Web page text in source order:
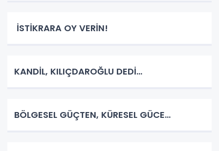
İSTİKRARA OY VERİN!
KANDİL, KILIÇDAROĞLU DEDİ…
BÖLGESEL GÜÇTEN, KÜRESEL GÜCE…